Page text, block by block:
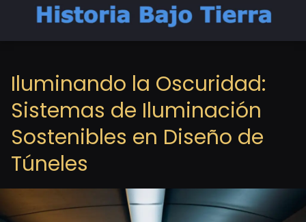
Iluminando la Oscuridad:
Sistemas de Iluminación
Sostenibles en Diseño de
Túneles